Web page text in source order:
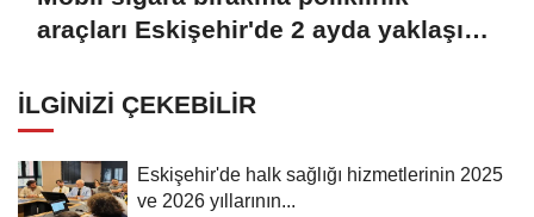
araçları Eskişehir'de 2 ayda yaklaşık
İLGINIZI ÇEKEBILIR
Eskişehir'de halk sağlığı hizmetlerinin 2025
ve 2026 yıllarının...